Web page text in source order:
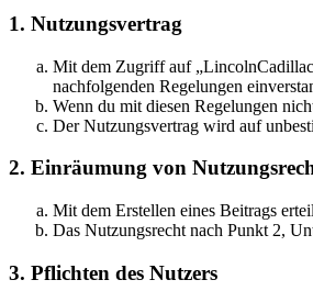
1. Nutzungsvertrag
Mit dem Zugriff auf
nachfolgenden Regelungen
Wenn du mit diesen Regelungen
Der Nutzungsvertrag wird auf
2. Einräumung von
Mit dem Erstellen eines Beitrags
Das Nutzungsrecht nach Punkt 2,
3. Pflichten des Nutzers